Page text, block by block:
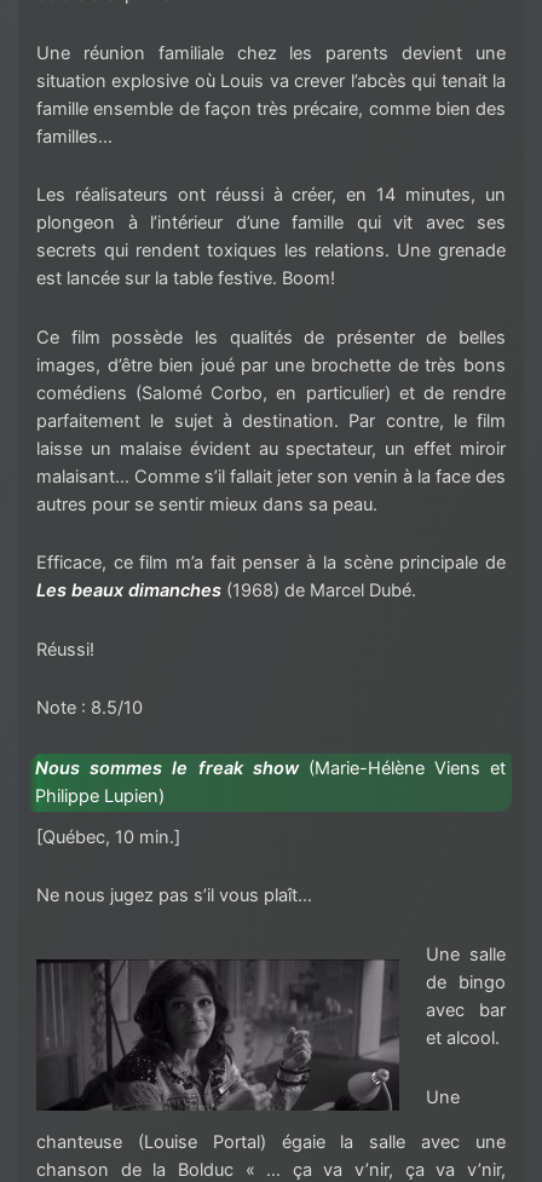
Une réunion familiale chez les parents devient une
situation explosive où Louis va crever l’abcès qui tenait la
famille ensemble de façon très précaire, comme bien des
familles…
Les réalisateurs ont réussi à créer, en 14 minutes, un
plongeon à l’intérieur d’une famille qui vit avec ses
secrets qui rendent toxiques les relations. Une grenade
est lancée sur la table festive. Boom!
Ce film possède les qualités de présenter de belles
images, d’être bien joué par une brochette de très bons
comédiens (Salomé Corbo, en particulier) et de rendre
parfaitement le sujet à destination. Par contre, le film
laisse un malaise évident au spectateur, un effet miroir
malaisant… Comme s’il fallait jeter son venin à la face des
autres pour se sentir mieux dans sa peau.
Efficace, ce film m’a fait penser à la scène principale de
Les beaux dimanches (1968) de Marcel Dubé.
Réussi!
Note : 8.5/10
Nous sommes le freak show (Marie-Hélène Viens et
Philippe Lupien)
[Québec, 10 min.]
Ne nous jugez pas s’il vous plaît…
Une salle
de bingo
avec bar
et alcool.
Une
chanteuse (Louise Portal) égaie la salle avec une
chanson de la Bolduc « … ça va v’nir, ça va v’nir,